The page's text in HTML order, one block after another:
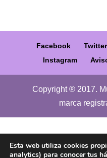
Facebook Twitter
Instagram
Copyright ® 2017.
marca
Esta web utiliza cookies
analytics) para conocer tus